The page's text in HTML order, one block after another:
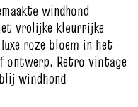
windhond
vrolijke kleurrijke
roze bloem in het
ontwerp. Retro vintage
windhond